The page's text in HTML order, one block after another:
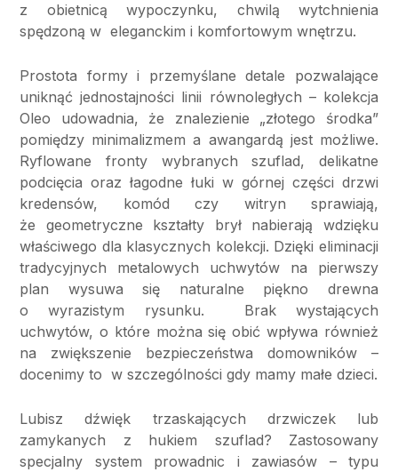
z obietnicą wypoczynku, chwilą wytchnienia
spędzoną w eleganckim i komfortowym wnętrzu.
Prostota formy i przemyślane detale pozwalające
uniknąć jednostajności linii równoległych – kolekcja
Oleo udowadnia, że znalezienie „złotego środka”
pomiędzy minimalizmem a awangardą jest możliwe.
Ryflowane fronty wybranych szuflad, delikatne
podcięcia oraz łagodne łuki w górnej części drzwi
kredensów, komód czy witryn sprawiają,
że geometryczne kształty brył nabierają wdzięku
właściwego dla klasycznych kolekcji. Dzięki eliminacji
tradycyjnych metalowych uchwytów na pierwszy
plan wysuwa się naturalne piękno drewna
o wyrazistym rysunku. Brak wystających
uchwytów, o które można się obić wpływa również
na zwiększenie bezpieczeństwa domowników –
docenimy to w szczególności gdy mamy małe dzieci.
Lubisz dźwięk trzaskających drzwiczek lub
zamykanych z hukiem szuflad? Zastosowany
specjalny system prowadnic i zawiasów – typu